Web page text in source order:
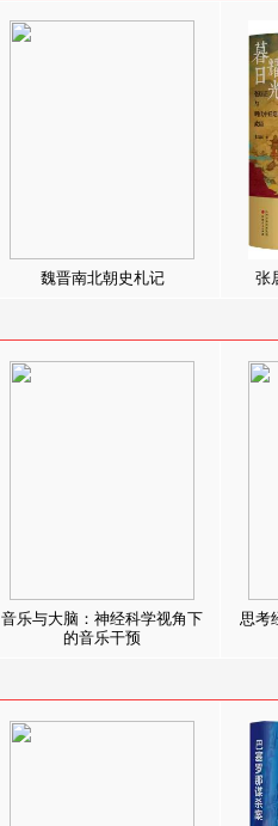
魏晋南北朝史札记 张
音乐与大脑：神经科学视角下
的音乐干预
思考